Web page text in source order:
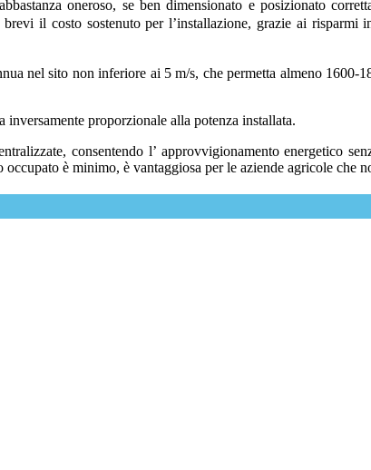
oneroso, se ben dimensionato e posizionato
il costo sostenuto per l’installazione, grazie ai
nel sito non inferiore ai 5 m/s, che permetta almeno 1600-
proporzionale alla potenza installata.
consentendo l’ approvvigionamento energetico
è minimo, è vantaggiosa per le aziende agricole che